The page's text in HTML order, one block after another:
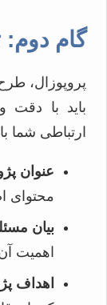
گام دوم:
پروپوزال،
باید با
ارتباطی شما
عنوان
محتوای
بیان
اهمیت
اهداف